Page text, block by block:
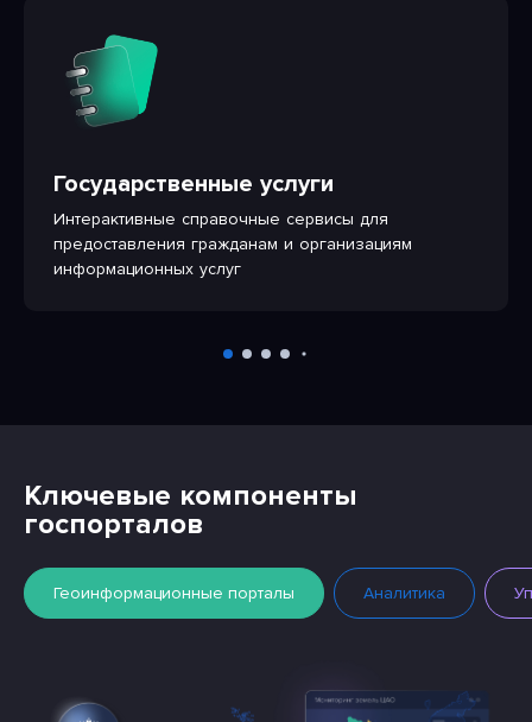
Государственные услуги
Интерактивные справочные сервисы для
предоставления гражданам и организациям
информационных услуг
Ключевые компоненты
госпорталов
Геоинформационные порталы Аналитика